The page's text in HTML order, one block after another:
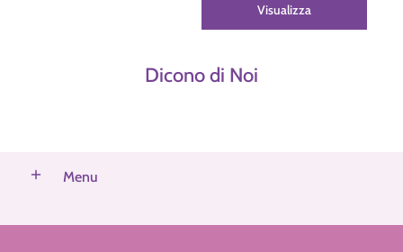
Visualizza
Dicono di Noi
Menu